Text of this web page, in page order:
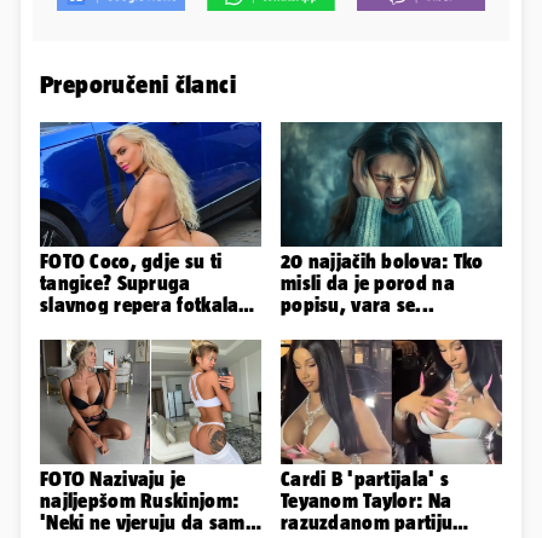
Preporučeni članci
FOTO Coco, gdje su ti
tangice? Supruga
slavnog repera fotkala
sve
20 najjačih bolova: Tko
misli da je porod na
popisu, vara se...
FOTO Nazivaju je
najljepšom Ruskinjom:
'Neki ne vjeruju da sam
Cardi B 'partijala' s
Teyanom Taylor: Na
razuzdanom partiju